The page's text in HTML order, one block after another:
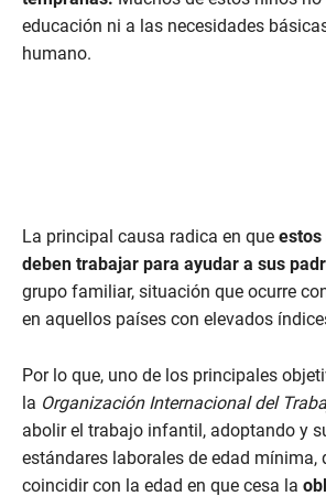
educación ni a las necesidades
humano.
La principal causa radica en que estos
deben trabajar para ayudar a sus
grupo familiar, situación que ocurre
en aquellos países con elevados
Por lo que, uno de los principales
la Organización Internacional del
abolir el trabajo infantil, adoptando y
estándares laborales de edad mínima,
coincidir con la edad en que cesa la